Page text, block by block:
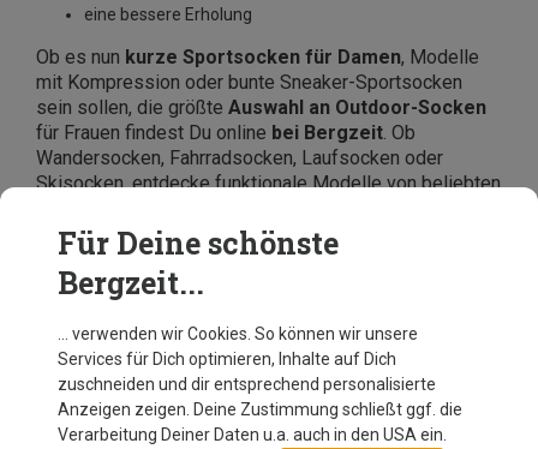
eine bessere Erholung
Ob es nun kurze Sportsocken für Damen, Modelle
mit Kompression oder bunte Sneaker-Sportsocken
sein sollen, die größte Auswahl an Outdoor-Socken
für Frauen findest Du online bei Bergzeit . Ob
Wandersocken, Fahrradsocken, Laufsocken oder
Skisocken, entdecke funktionale Modelle von beliebten
bestellen und sparen.
Für Deine schönste
Bergzeit...
… verwenden wir Cookies. So können wir unsere
Services für Dich optimieren, Inhalte auf Dich
zuschneiden und dir entsprechend personalisierte
Anzeigen zeigen. Deine Zustimmung schließt ggf. die
Verarbeitung Deiner Daten u.a. auch in den USA ein.